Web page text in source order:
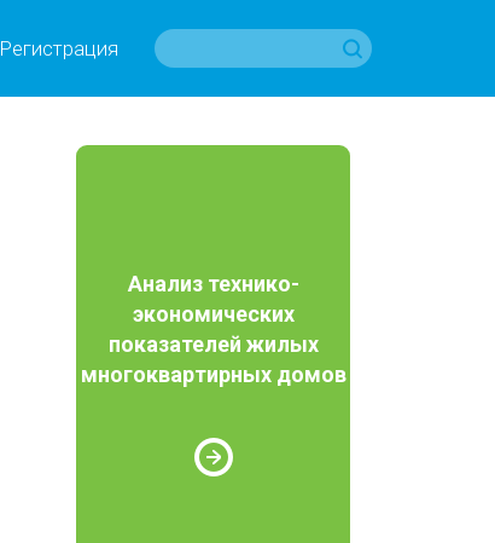
Регистрация
Анализ технико-
экономических
показателей жилых
многоквартирных домов